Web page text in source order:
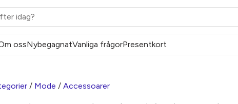
ossNybegagnatVanliga frågorPresentkort
/ Mode / Accessoarer